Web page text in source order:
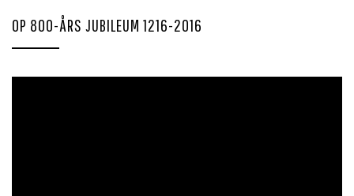
OP 800-ÅRS JUBILEUM 1216-2016